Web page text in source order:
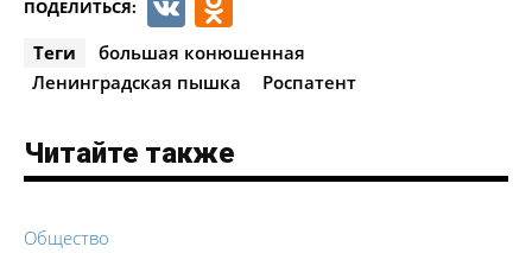
ПОДЕЛИТЬСЯ:
Теги
большая конюшенная
Ленинградская пышка
Роспатент
Читайте также
Общество